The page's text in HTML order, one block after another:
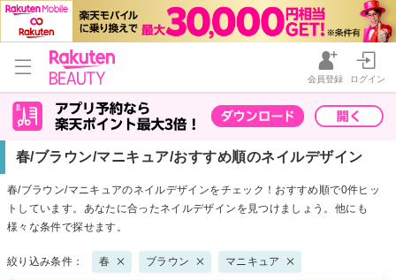
会員登録 ログイン
春/ブラウン/マニキュア/おすすめ順のネイルデザイン
春/ブラウン/マニキュアのネイルデザインをチェック！おすすめ順で0件ヒッ
トしています。あなたに合ったネイルデザインを見つけましょう。他にも
様々な条件で探せます。
絞り込み条件： 春 ブラウン マニキュア